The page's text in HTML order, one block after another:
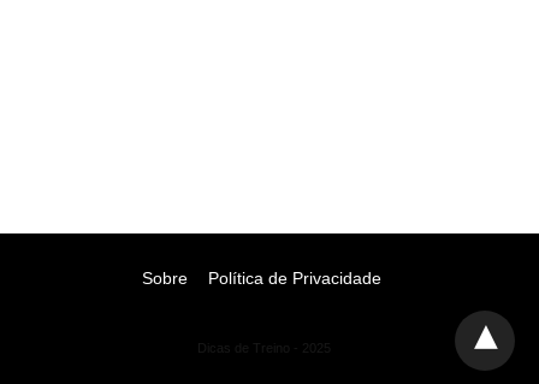
Sobre Política de Privacidade
Dicas de Treino - 2025